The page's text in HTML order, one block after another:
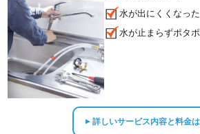
水が出にくくなった
水が止まらずポタ
▲詳しいサービス内容と料金